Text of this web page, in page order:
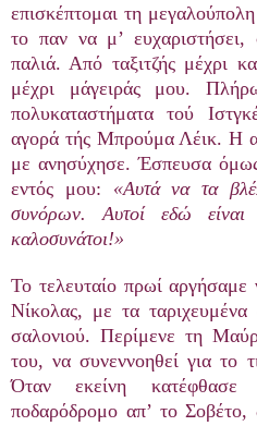
επισκέπτομαι τη
το παν να μ’
παλιά. Από ταξιτζής μέχρι
μέχρι μάγειράς μου.
πολυκαταστήματα τού
αγορά τής Μπρούμα Λέικ. Η
με ανησύχησε. Έσπευσα
εντός μου: «Αυτά να τα
συνόρων. Αυτοί εδώ είναι
καλοσυνάτοι!»
Το τελευταίο πρωί αργήσαμε
Νίκολας, με τα
σαλονιού. Περίμενε τη
του, να συνεννοηθεί για το
Όταν εκείνη
ποδαρόδρομο απ’ το